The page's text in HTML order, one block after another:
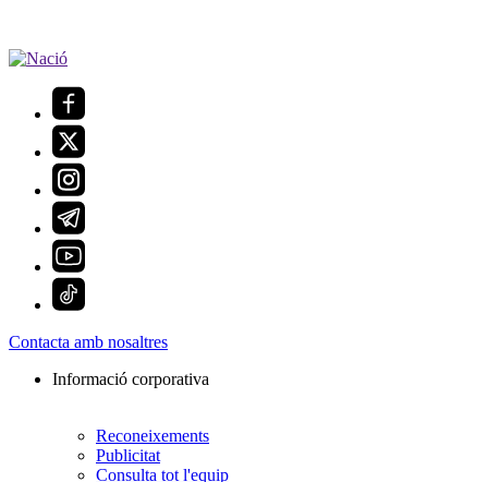
Contacta amb nosaltres
Informació corporativa
Reconeixements
Publicitat
Consulta tot l'equip